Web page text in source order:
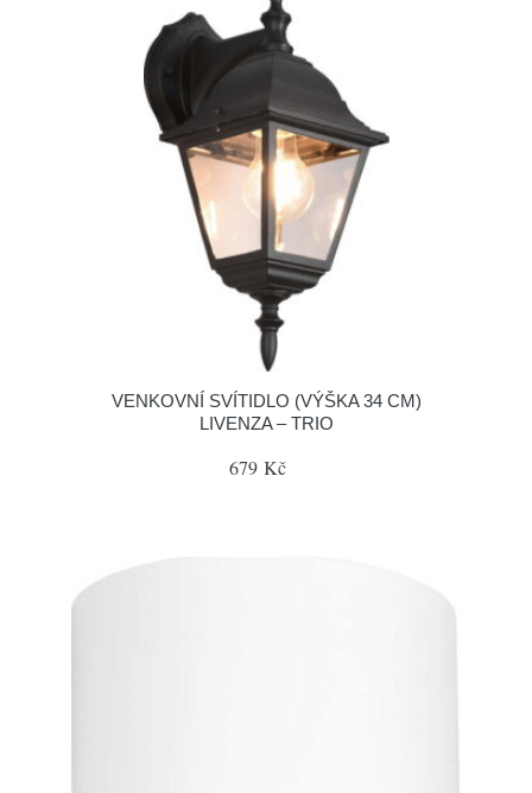
VENKOVNÍ SVÍTIDLO (VÝŠKA 34 CM)
LIVENZA – TRIO
679 Kč